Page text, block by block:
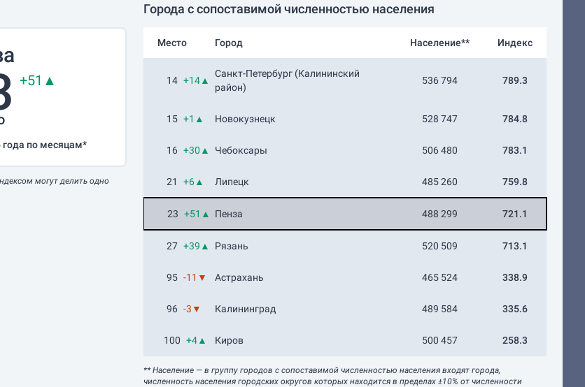
+51▲
года по месяцам*
могут делить одно
Города с сопоставимой численностью населения
Место Город Население** Индекс
14 +14▲
Санкт-Петербург (Калининский
район)
536 794 789.3
15 +1▲ Новокузнецк 528 747 784.8
16 +30▲ Чебоксары 506 480 783.1
21 +6▲ Липецк 485 260 759.8
23 +51▲ Пенза 488 299 721.1
27 +39▲ Рязань 520 509 713.1
95 -11▼ Астрахань 465 524 338.9
96 -3▼ Калининград 489 584 335.6
100 +4▲ Киров 500 457 258.3
** Население — в группу городов с сопоставимой численностью населения входят города,
численность населения городских округов которых находится в пределах ±10% от численности